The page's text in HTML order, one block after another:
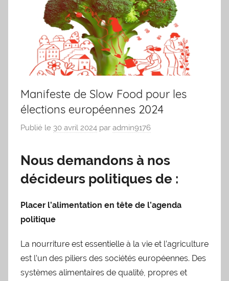
Manifeste de Slow Food pour les
élections européennes 2024
Publié le 30 avril 2024 par admin9176
Nous demandons à nos
décideurs politiques de :
Placer l’alimentation en tête de l’agenda
politique
La nourriture est essentielle à la vie et l’agriculture
est l’un des piliers des sociétés européennes. Des
systèmes alimentaires de qualité, propres et